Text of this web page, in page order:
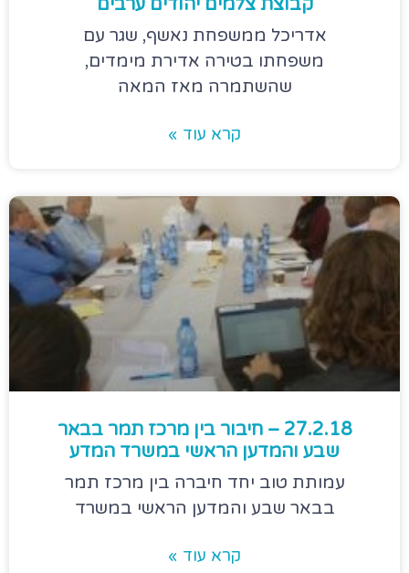
קבוצת צלמים יהודים ערבים
אדריכל ממשפחת נאשף, שגר עם
משפחתו בטירה אדירת מימדים,
שהשתמרה מאז המאה
קרא עוד »
27.2.18 – חיבור בין מרכז תמר בבאר
שבע והמדען הראשי במשרד המדע
עמותת טוב יחד חיברה בין מרכז תמר
בבאר שבע והמדען הראשי במשרד
קרא עוד »